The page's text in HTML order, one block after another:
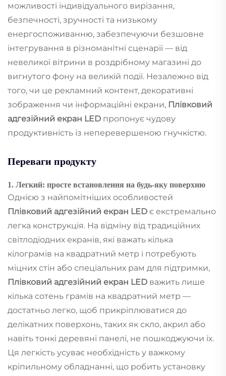
можливості індивідуального вирізання,
безпечності, зручності та низькому
енергоспоживанню, забезпечуючи безшовне
інтегрування в різноманітні сценарії — від
невеликої вітрини в роздрібному магазині до
вигнутого фону на великій події. Незалежно від
того, чи це рекламний контент, декоративні
зображення чи інформаційні екрани, Плівковий
адгезійний екран LED пропонує чудову
продуктивність із неперевершеною гнучкістю.
Переваги продукту
1. Легкий: просте встановлення на будь-яку поверхню
Однією з найпомітніших особливостей
Плівковий адгезійний екран LED є екстремально
легка конструкція. На відміну від традиційних
світлодіодних екранів, які важать кілька
кілограмів на квадратний метр і потребують
міцних стін або спеціальних рам для підтримки,
Плівковий адгезійний екран LED важить лише
кілька сотень грамів на квадратний метр —
достатньо легко, щоб прикріплюватися до
делікатних поверхонь, таких як скло, акрил або
навіть тонкі деревяні панелі, не пошкоджуючи їх.
Ця легкість усуває необхідність у важкому
кріпильному обладнанні, що робить установку